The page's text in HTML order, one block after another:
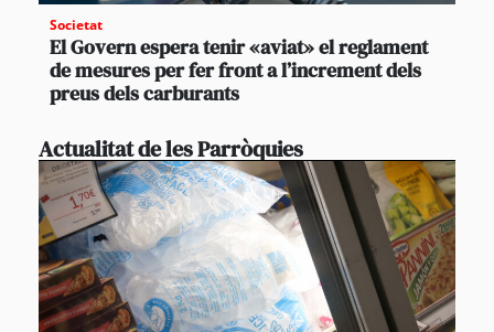
Societat
El Govern espera tenir «aviat» el reglament
de mesures per fer front a l’increment dels
preus dels carburants
Actualitat de les Parròquies